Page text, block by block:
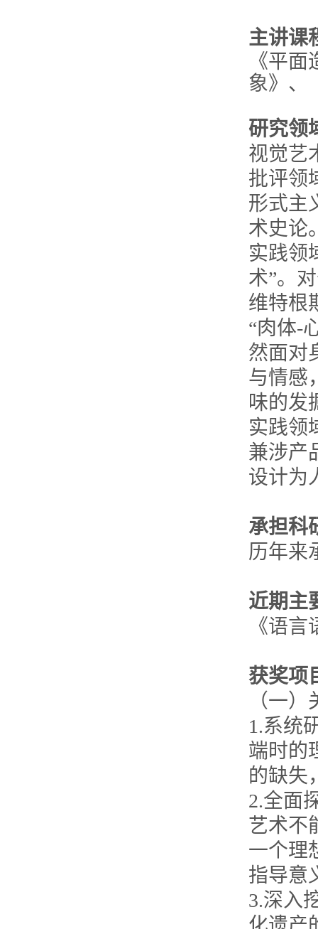
主讲课
《平
象》、
研究领
视觉艺
批评领
形式主
术史论
实践领
术”。
维特根
“肉体-
然面对
与情感
味的发
实践领
兼涉产
设计为
承担科
历年来
近期主
《语
获奖项
（一
1.系统
端时的
的缺失
2.全面
艺术不
一个理
指导意
3.深入